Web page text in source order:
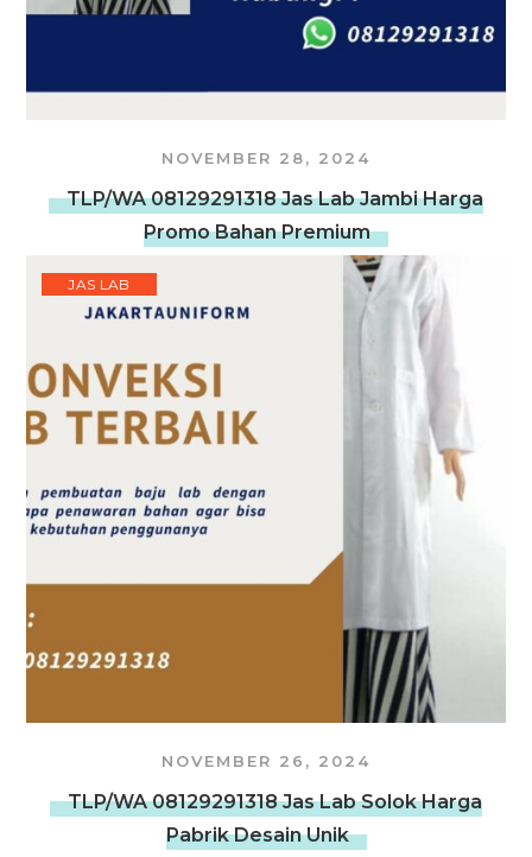
NOVEMBER 28, 2024
TLP/WA 08129291318 Jas Lab Jambi Harga
Promo Bahan Premium
JAS LAB
NOVEMBER 26, 2024
TLP/WA 08129291318 Jas Lab Solok Harga
Pabrik Desain Unik